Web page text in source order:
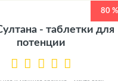
80 %
- таблетки для
потенции